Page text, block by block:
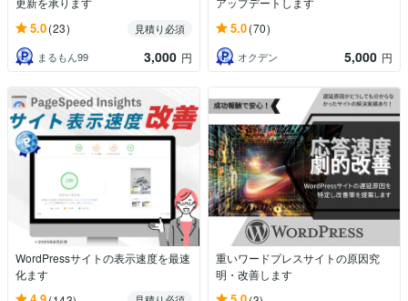
5.0(23)
見積り必須
まるもん99
3,000 円
5.0(70)
オクデン 5,000 円
WordPressサイトの表示速度を最速
化ます
重いワードプレスサイトの原因究
明・改善します